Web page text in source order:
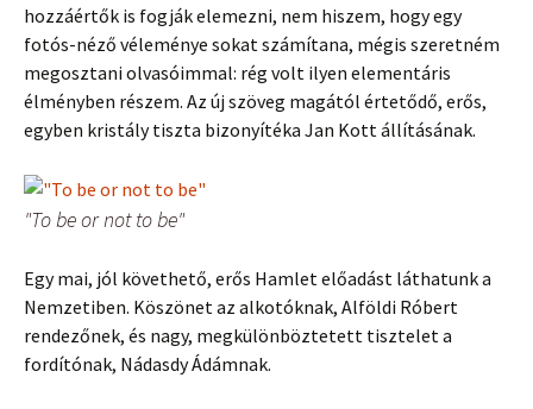
hozzáértők is fogják elemezni, nem hiszem, hogy egy
fotós-néző véleménye sokat számítana, mégis szeretném
megosztani olvasóimmal: rég volt ilyen elementáris
élményben részem. Az új szöveg magától értetődő, erős,
egyben kristály tiszta bizonyítéka Jan Kott állításának.
"To be or not to be"
Egy mai, jól követhető, erős Hamlet előadást láthatunk a
Nemzetiben. Köszönet az alkotóknak, Alföldi Róbert
rendezőnek, és nagy, megkülönböztetett tisztelet a
fordítónak, Nádasdy Ádámnak.